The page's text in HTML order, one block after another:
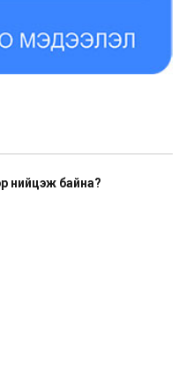
нийцэж байна?